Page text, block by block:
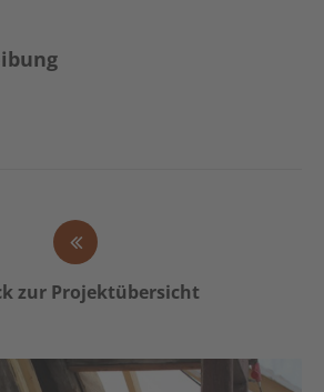
zur Projektübersicht